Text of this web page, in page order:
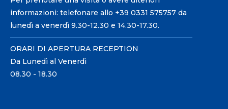
informazioni: telefonare allo +39 0331 575757 da
lunedì a venerdì 9.30-12.30 e 14.30-17.30.
ORARI DI APERTURA RECEPTION
Da Lunedì al Venerdì
08.30 - 18.30